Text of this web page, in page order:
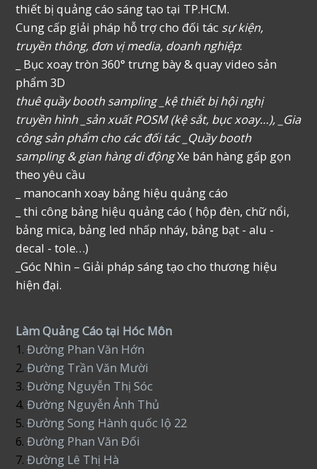
thiết bị quảng cáo sáng tạo tại TP.HCM.
Cung cấp giải pháp hỗ trợ cho đối tác sự kiện,
truyền thông, đơn vị media, doanh nghiệp:
_ Bục xoay tròn 360° trưng bày & quay video sản
phẩm 3D
thuê quầy booth sampling _kệ thiết bị hội nghị
truyền hình _sản xuất POSM (kệ sắt, bục xoay…), _Gia
công sản phẩm cho các đối tác _Quầy booth
sampling & gian hàng di độngXe bán hàng gấp gọn
theo yêu cầu
_ manocanh xoay bảng hiệu quảng cáo
_ thi công bảng hiệu quảng cáo ( hộp đèn, chữ nổi,
bảng mica, bảng led nhấp nháy, bảng bạt - alu -
decal - tole…)
_Góc Nhìn – Giải pháp sáng tạo cho thương hiệu
hiện đại.
Làm Quảng Cáo tại Hóc Môn
1.Đường Phan Văn Hớn
2.Đường Trần Văn Mười
3.Đường Nguyễn Thị Sóc
4. Đường Nguyễn Ảnh Thủ
5.Đường Song Hành quốc lộ 22
6.Đường Phan Văn Đối
7. Đường Lê Thị Hà